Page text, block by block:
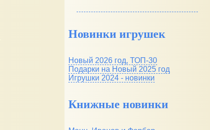
Новинки игрушек
Новый 2026 год, ТОП-30
Подарки на Новый 2025 год
Игрушки 2024 - новинки
Книжные новинки